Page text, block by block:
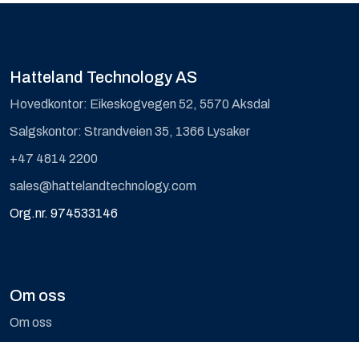
Hatteland Technology AS
Hovedkontor: Eikeskogvegen 52, 5570 Aksdal
Salgskontor: Strandveien 35, 1366 Lysaker
+47 4814 2200
sales@hattelandtechnology.com
Org.nr. 974533146
Om oss
Om oss